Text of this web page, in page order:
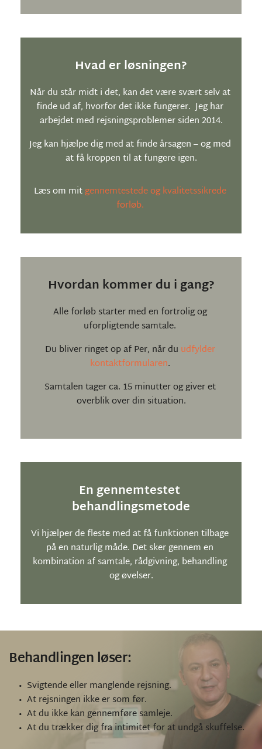
Hvad er løsningen?
Når du står midt i det, kan det være svært selv at
finde ud af, hvorfor det ikke fungerer.  Jeg har
arbejdet med rejsningsproblemer siden 2014.
Jeg kan hjælpe dig med at finde årsagen – og med
at få kroppen til at fungere igen.
Læs om mit gennemtestede og kvalitetssikrede
forløb.
Hvordan kommer du i gang?
Alle forløb starter med en fortrolig og
uforpligtende samtale.
Du bliver ringet op af Per, når du udfylder
kontaktformularen.
Samtalen tager ca. 15 minutter og giver et
overblik over din situation.
En gennemtestet
behandlingsmetode
Vi hjælper de fleste med at få funktionen tilbage
på en naturlig måde. Det sker gennem en
kombination af samtale, rådgivning, behandling
og øvelser.
Behandlingen løser:
Svigtende eller manglende rejsning.
At rejsningen ikke er som før.
At du ikke kan gennemføre samleje.
At du trækker dig fra intimitet for at undgå skuffelse.